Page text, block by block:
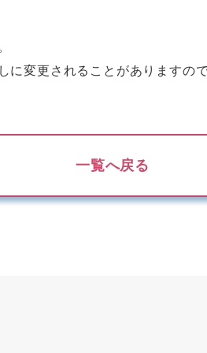
変更されることがありますの
一覧へ戻る